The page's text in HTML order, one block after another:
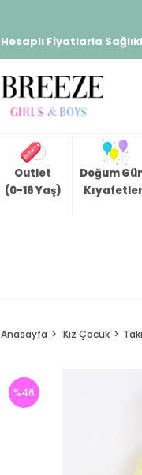
Hesaplı Fiyatlarla
Outlet
(0-16 Yaş)
Doğum
Anasayfa Kız Çocuk
%46